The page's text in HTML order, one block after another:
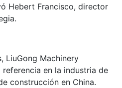
Hebert Francisco, director
LiuGong Machinery
en la industria de
construcción en China.